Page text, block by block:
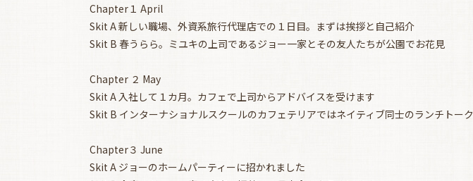
お買い物を続ける
Chapter１ April
Skit A 新しい職場、外資系旅行代理店での１日目。まずは挨拶と自己紹介
Skit B 春うらら。ミユキの上司であるジョー一家とその友人たちが公園でお花見
Chapter ２ May
Skit A 入社して１カ月。カフェで上司からアドバイスを受けます
Skit B インターナショナルスクールのカフェテリアではネイティブ同士のランチトー
Chapter３ June
Skit A ジョーのホームパーティーに招かれました